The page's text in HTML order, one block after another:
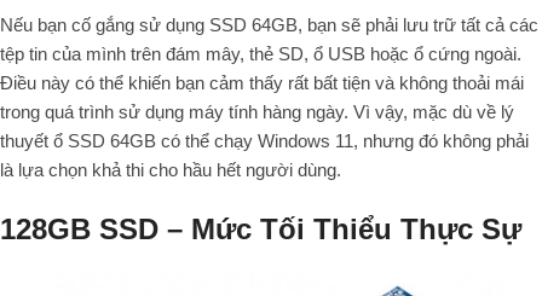
Nếu bạn cố gắng sử dụng SSD 64GB, bạn sẽ phải lưu trữ tất cả các
tệp tin của mình trên đám mây, thẻ SD, ổ USB hoặc ổ cứng ngoài.
Điều này có thể khiến bạn cảm thấy rất bất tiện và không thoải mái
trong quá trình sử dụng máy tính hàng ngày. Vì vậy, mặc dù về lý
thuyết ổ SSD 64GB có thể chạy Windows 11, nhưng đó không phải
là lựa chọn khả thi cho hầu hết người dùng.
128GB SSD – Mức Tối Thiểu Thực Sự